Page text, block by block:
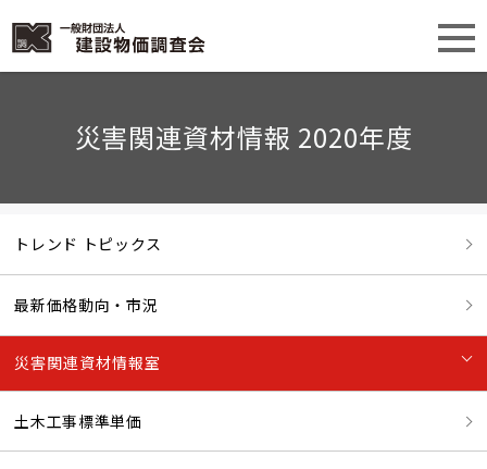
災害関連資材情報 2020年度
トレンド トピックス
最新価格動向・市況
災害関連資材情報室
土木工事標準単価